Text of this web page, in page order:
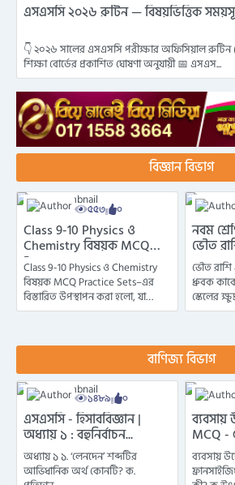
এসএসসি ২০২৬ রুটিন — বিষয়ভিত্তিক
👇 ২০২৬ সালের এসএসসি পরীক্ষার অফিসিয়াল
শিক্ষা বোর্ডের প্রকাশিত ঘোষণা অনুযায়ী 📅 এসএস...
বিজ্ঞান বিভাগ
৫৫৩ ০
Class 9-10 Physics ও
Chemistry বিষয়ক MCQ
Pract...
Class 9-10 Physics ও Chemistry
বিষয়ক MCQ Practice Sets–এর
বিস্তারিত উপস্থাপন করা হলো, যা
এসএসসি পরীক্ষার্থীদের জন্...
নবম
ভৌত
ভৌত রাশি
ধ্রুবক
স্কেলের
ভার্নিয়ার
বাণিজ্য বিভাগ
১৪৮৯ ০
এসএসসি - হিসাববিজ্ঞান |
অধ্যায় ১ : বহুনির্বাচন...
অধ্যায় ১ ১. ‘লেনদেন’ শব্দটির
আভিধানিক অর্থ কোনটি? ক.
ব্যবসায়
MCQ -
ব্যবসায়